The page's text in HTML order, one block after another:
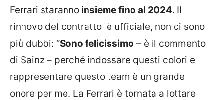
Ferrari staranno insieme fino al 2024. Il
rinnovo del contratto è ufficiale, non ci sono
più dubbi: “Sono felicissimo – è il commento
di Sainz – perché indossare questi colori e
rappresentare questo team è un grande
onore per me. La Ferrari è tornata a lottare